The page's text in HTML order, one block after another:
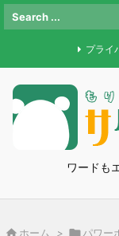
ワードも
プライ
 ホーム > パワー